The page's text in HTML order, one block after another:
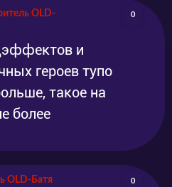
OLD-
0
и
героев тупо
такое на
более
OLD-Батя 0